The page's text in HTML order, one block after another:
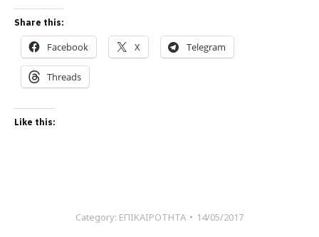
Share this:
Facebook X Telegram
Threads
Like this:
Category: ΕΠΙΚΑΙΡΟΤΗΤΑ 14/05/2017